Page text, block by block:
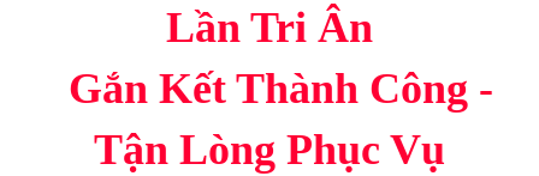
Lần Tri Ân
Gắn Kết Thành Công -
Tận Lòng Phục Vụ